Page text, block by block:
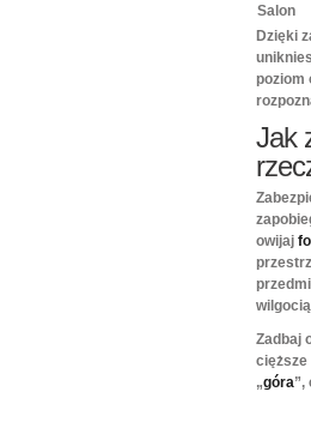
Salon
Dzięki
poziom
Jak
owijaj
Zadbaj
cięższe
„góra”,